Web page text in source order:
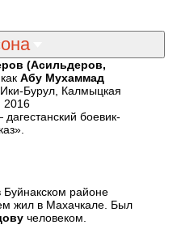
(Асильдеров,
Абу Мухаммад
Бурул, Калмыцкая
боевик-
районе
жил в Махачкале. Был
человеком.